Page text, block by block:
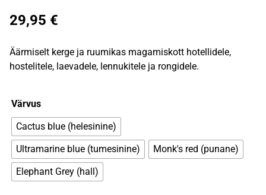
29,95 €
Äärmiselt kerge ja ruumikas magamiskott hotellidele,
hostelitele, laevadele, lennukitele ja rongidele.
Värvus
Cactus blue (helesinine)
Ultramarine blue (tumesinine)
Monk's red (punane)
Elephant Grey (hall)